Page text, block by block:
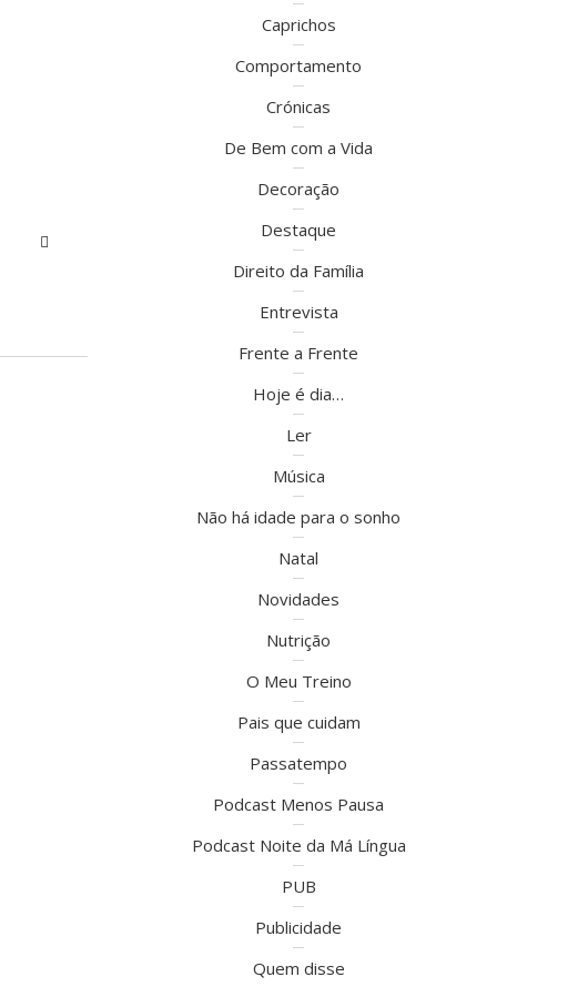
Caprichos
Comportamento
Crónicas
De Bem com a Vida
Decoração
Destaque
Direito da Família
Entrevista
Frente a Frente
Hoje é dia…
Ler
Música
Não há idade para o sonho
Natal
Novidades
Nutrição
O Meu Treino
Pais que cuidam
Passatempo
Podcast Menos Pausa
Podcast Noite da Má Língua
PUB
Publicidade
Quem disse